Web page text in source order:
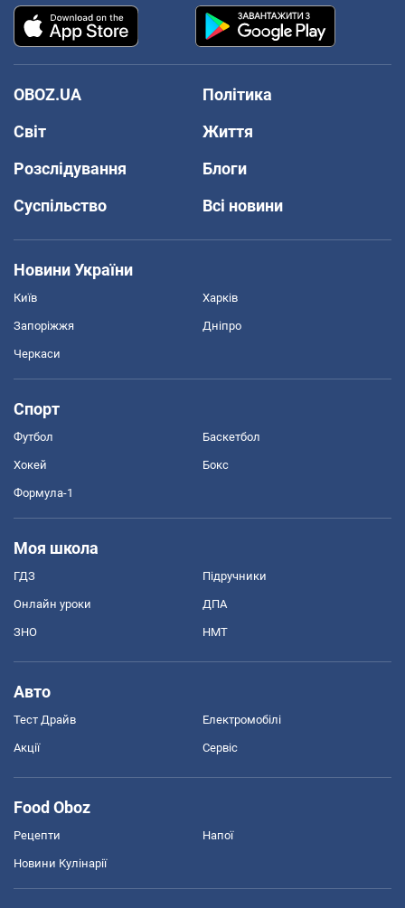
OBOZ.UA
Політика
Світ
Життя
Розслідування
Блоги
Суспільство
Всі новини
Новини України
Київ Харків
Запоріжжя Дніпро
Черкаси
Спорт
Футбол Баскетбол
Хокей Бокс
Формула-1
Моя школа
ГДЗ Підручники
Онлайн уроки ДПА
ЗНО НМТ
Авто
Тест Драйв Електромобілі
Акції Сервіс
Food Oboz
Рецепти Напої
Новини Кулінарії